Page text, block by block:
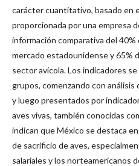
carácter cuantitativo, basado en
proporcionada por una empresa
información comparativa del
mercado estadounidense y 65%
sector avícola. Los indicadores
grupos, comenzando con
y luego presentados por
aves vivas, también conocidas
indican que México se destaca
de sacrificio de aves,
salariales y los norteamericanos